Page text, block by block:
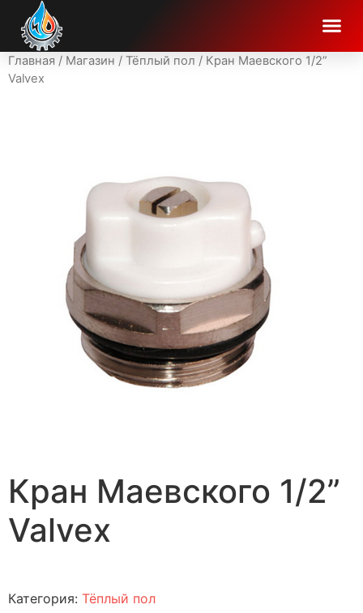
Главная / Магазин / Тёплый пол / Кран Маевского 1/2”
Valvex
Кран Маевского 1/2”
Valvex
Категория: Тёплый пол